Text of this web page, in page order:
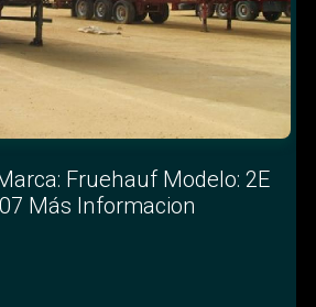
Fruehauf Modelo: 2E
Más Informacion